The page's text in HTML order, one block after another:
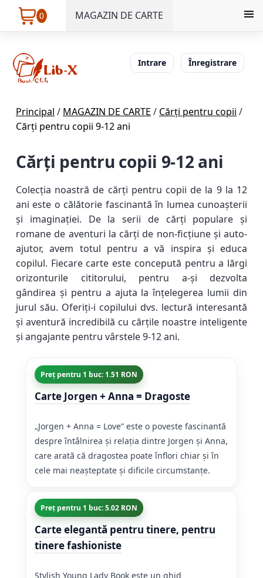
0 MAGAZIN DE CARTE
Intrare Înregistrare
Principal / MAGAZIN DE CARTE / Cărți pentru copii /
Cărți pentru copii 9-12 ani
Cărți pentru copii 9-12 ani
Colecția noastră de cărți pentru copii de la 9 la 12
ani este o călătorie fascinantă în lumea cunoașterii
și imaginației. De la serii de cărți populare și
romane de aventuri la cărți de non-ficțiune și auto-
ajutor, avem totul pentru a vă inspira și educa
copilul. Fiecare carte este concepută pentru a lărgi
orizonturile cititorului, pentru a-și dezvolta
gândirea și pentru a ajuta la înțelegerea lumii din
jurul său. Oferiți-i copilului dvs. lectură interesantă
și aventură incredibilă cu cărțile noastre inteligente
și angajante pentru vârstele 9-12 ani.
Preț pentru 1 buc: 1.51 RON
Carte Jorgen + Anna = Dragoste
„Jorgen + Anna = Love” este o poveste fascinantă
despre întâlnirea și relația dintre Jorgen și Anna,
care arată că dragostea poate înflori chiar și în
cele mai neașteptate și dificile circumstanțe.
Preț pentru 1 buc: 5.02 RON
Carte elegantă pentru tinere, pentru
tinere fashioniste
Stylish Young Lady Book este un ghid